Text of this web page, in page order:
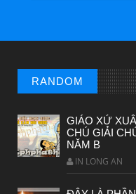
CHUYỆN Ý NGHĨA
RANDOM
GIÁO XỨ
CHÚ GIẢI
NĂM B
IN LONG AN